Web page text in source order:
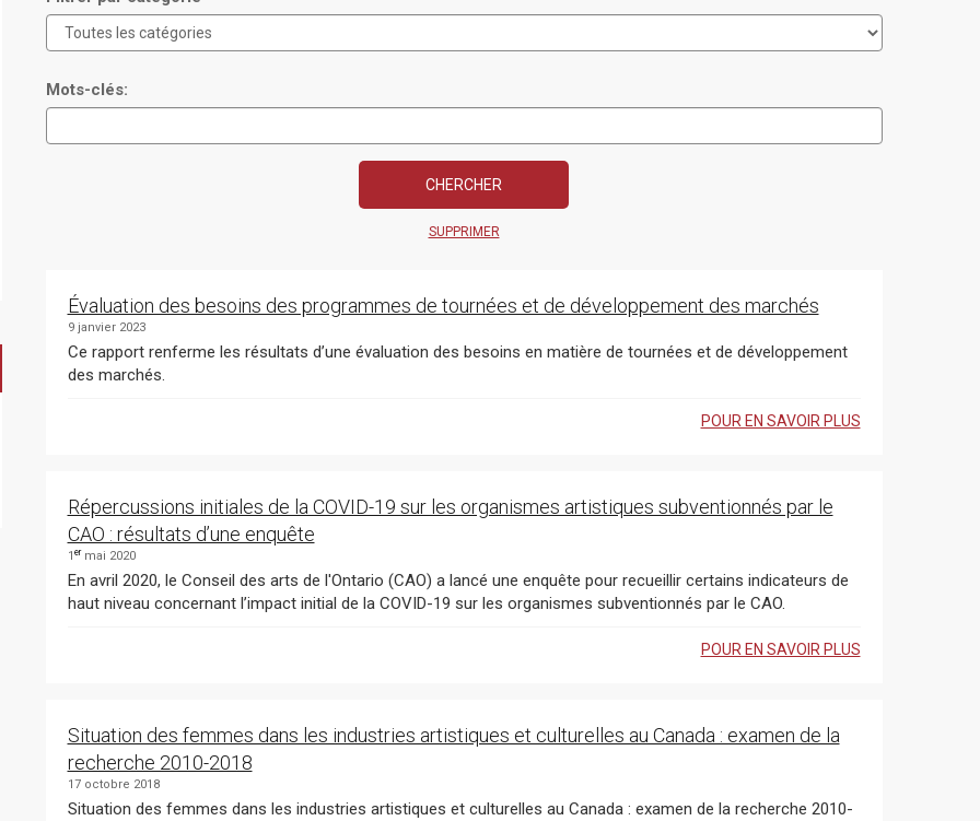
Mots-clés:
SUPPRIMER
Évaluation des besoins des programmes de tournées et de développement des marchés
9 janvier 2023
Ce rapport renferme les résultats d’une évaluation des besoins en matière de tournées et de développement
des marchés.
POUR EN SAVOIR PLUS
Répercussions initiales de la COVID-19 sur les organismes artistiques subventionnés par le
CAO : résultats d’une enquête
1 ermai 2020
En avril 2020, le Conseil des arts de l'Ontario (CAO) a lancé une enquête pour recueillir certains indicateurs de
haut niveau concernant l’impact initial de la COVID-19 sur les organismes subventionnés par le CAO.
POUR EN SAVOIR PLUS
Situation des femmes dans les industries artistiques et culturelles au Canada : examen de la
recherche 2010-2018
17 octobre 2018
Situation des femmes dans les industries artistiques et culturelles au Canada : examen de la recherche 2010-